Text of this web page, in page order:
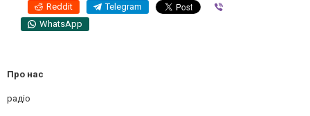
Reddit Telegram
WhatsApp
Про нас
радіо